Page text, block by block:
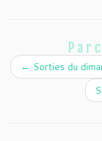
← Sorties du